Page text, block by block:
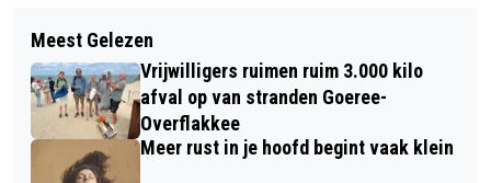
KRACHTELOOS DBGC VERLIEST IN
OUD-BEIJERLAND
TROTS OP GOEREE-OVERFLAKKEE
VOORLOPIG GROOTSTE PARTIJ IN
TWEEDE TUSSENSTAND
Meest Gelezen
Vrijwilligers ruimen ruim 3.000 kilo
afval op van stranden Goeree-
Overflakkee
Meer rust in je hoofd begint vaak klein